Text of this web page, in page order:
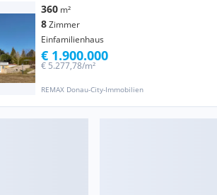
360 m²
8Zimmer
Einfamilienhaus
REMAX Donau-City-Immobilien
€ 5.277,78/m²
€ 1.900.000